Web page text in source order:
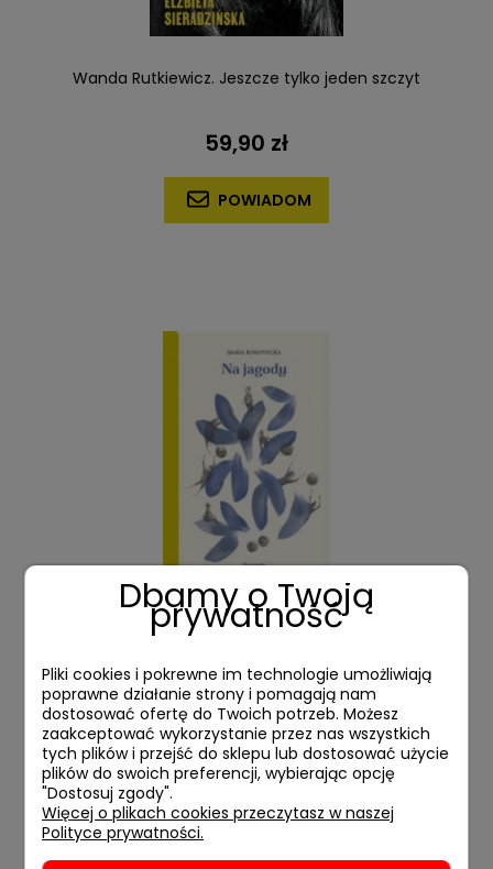
Wanda Rutkiewicz. Jeszcze tylko jeden szczyt
59,90 zł
POWIADOM
34,90 zł
POWIADOM
Dbamy o Twoją
prywatność
Pliki cookies i pokrewne im technologie umożliwiają
poprawne działanie strony i pomagają nam
dostosować ofertę do Twoich potrzeb. Możesz
zaakceptować wykorzystanie przez nas wszystkich
tych plików i przejść do sklepu lub dostosować użycie
plików do swoich preferencji, wybierając opcję
"Dostosuj zgody".
Więcej o plikach cookies przeczytasz w naszej
Polityce prywatności.